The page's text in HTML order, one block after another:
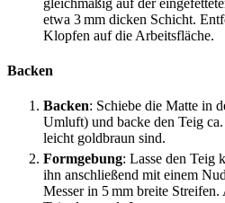
etwa 3 mm dicken Schicht.
Klopfen auf die Arbeitsfläche.
Backen
Backen: Schiebe die Matte in
Umluft) und backe den Teig
leicht goldbraun sind.
Formgebung: Lasse den Teig
ihn anschließend mit einem
Messer in 5 mm breite